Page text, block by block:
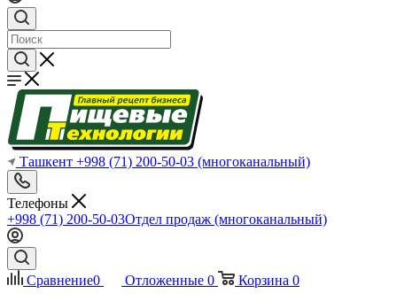
Ташкент +998 (71) 200-50-03 (многоканальный)
Телефоны
+998 (71) 200-50-03Отдел продаж (многоканальный)
Сравнение0 Отложенные 0 Корзина 0